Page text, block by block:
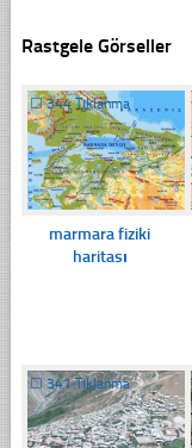
Rastgele Görseller
☐344 Tıklanma
marmara fiziki
haritası
☐341 Tıklanma